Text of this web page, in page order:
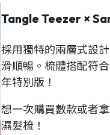
Tangle Teezer ×
採用獨特的兩層式設
滑順暢。梳體搭配符
年特別版！
想一次購買數款或者
濕髮梳！